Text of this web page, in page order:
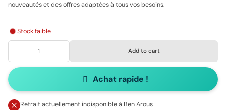
nouveautés et des offres adaptées à tous vos besoins.
Stock faible
Add to cart
Achat rapide !
Retrait actuellement indisponible à Ben Arous